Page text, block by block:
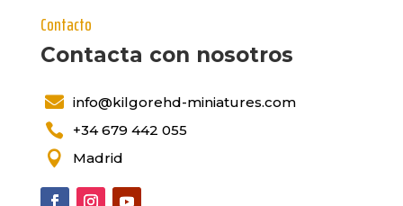
Contacto
Contacta con nosotros
 info@kilgorehd-miniatures.com
 +34 679 442 055
 Madrid